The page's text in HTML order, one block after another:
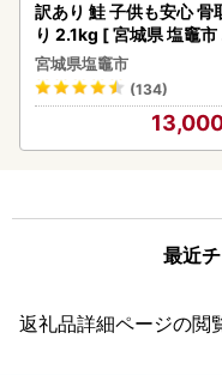
訳あり 鮭 子供も安心 骨
り 2.1kg [ 宮城県 塩竈
鮭
宮城県塩竈市
(134)
最近
返礼品詳細ページの閲